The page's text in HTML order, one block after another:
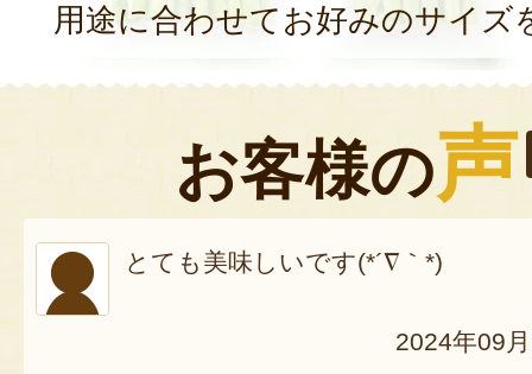
用途に合わせてお好みのサイズ
お客様の声
とても美味しいです(*´∇｀*)
2024年09